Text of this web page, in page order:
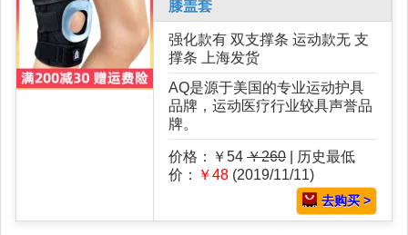
膝盖套
强化款有 双支撑条 运动款无 支
撑条 上海发货
AQ是源于美国的专业运动护具
品牌，运动医疗行业较具声誉品
牌。
价格：￥54 ￥260 | 历史最低
价：
￥48 (2019/11/11)
去购买 >